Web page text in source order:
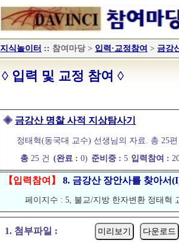
지식놀이터 :: 참여마당> 입력·교정참여 > 금강
◊ 입력 및 교정 참여 ◊
◈ 금강산 명찰 사적 지상탐사기
정태혁(동국대 교수) 선생님의 자료. 총 25
총 25 건 (완료 : 0) 준비중 : 5 입력참여 :
【입력참여】 8. 금강산 장안사를 찾아서
페이지수 : 5, 불교/지방 한자변환 정태혁
1. 첨부파일 :